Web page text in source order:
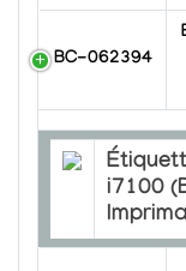
BC-062394
i7100